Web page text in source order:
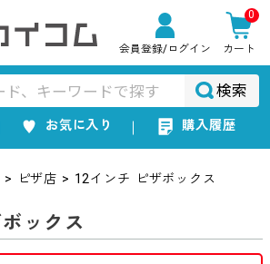
会員登録/ログイン
0
カート
検索
お気に入り 購入履歴
ピザ店 12インチ ピザボックス
ックス